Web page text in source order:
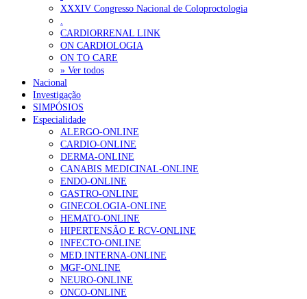
Estudo aponta potencial da casca de maracujá-roxo no controlo da
MAIS LIDAS
Enfermagem Forense. “Da urgência ao tribunal, cada
202 visualizações
Alguns milhares de utentes podem ficar sem médico de
167 visualizações
Quase quatro em cada dez doentes com enfarte
84 visualizações
XXXIV Congresso Nacional de Coloproctologia
.
CARDIORRENAL LINK
ON CARDIOLOGIA
ON TO CARE
» Ver todos
Nacional
Investigação
SIMPÓSIOS
Especialidade
ALERGO-ONLINE
CARDIO-ONLINE
DERMA-ONLINE
CANABIS MEDICINAL-ONLINE
ENDO-ONLINE
GASTRO-ONLINE
GINECOLOGIA-ONLINE
HEMATO-ONLINE
HIPERTENSÃO E RCV-ONLINE
INFECTO-ONLINE
MED.INTERNA-ONLINE
MGF-ONLINE
NEURO-ONLINE
ONCO-ONLINE